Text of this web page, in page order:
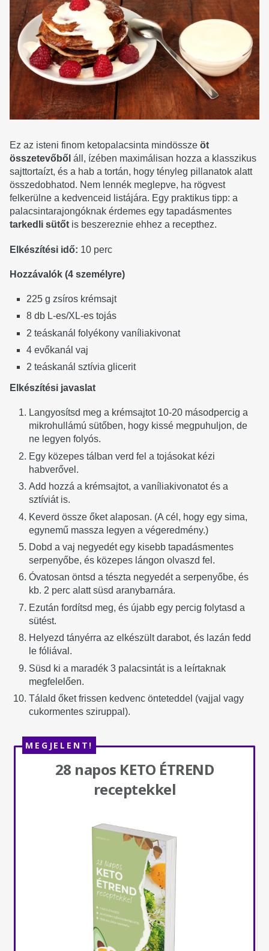
Ez az isteni finom ketopalacsinta mindösszeöt
összetevőből áll, ízében maximálisan hozza a klasszikus
sajttortaízt, és a hab a tortán, hogy tényleg pillanatok alatt
összedobhatod. Nem lennék meglepve, ha rögvest
felkerülne a kedvenceid listájára. Egy praktikus tipp: a
palacsintarajongóknak érdemes egy tapadásmentes
tarkedli sütőt is beszereznie ehhez a recepthez.
Elkészítési idő: 10 perc
Hozzávalók (4 személyre)
225 g zsíros krémsajt
8 db L-es/XL-es tojás
2 teáskanál folyékony vaníliakivonat
4 evőkanál vaj
2 teáskanál sztívia glicerit
Elkészítési javaslat
Langyosítsd meg a krémsajtot 10-20 másodpercig a
mikrohullámú sütőben, hogy kissé megpuhuljon, de
ne legyen folyós.
Egy közepes tálban verd fel a tojásokat kézi
habverővel.
Add hozzá a krémsajtot, a vaníliakivonatot és a
sztíviát is.
Keverd össze őket alaposan. (A cél, hogy egy sima,
egynemű massza legyen a végeredmény.)
Dobd a vaj negyedét egy kisebb tapadásmentes
serpenyőbe, és közepes lángon olvaszd fel.
Óvatosan öntsd a tészta negyedét a serpenyőbe, és
kb. 2 perc alatt süsd aranybarnára.
Ezután fordítsd meg, és újabb egy percig folytasd a
sütést.
Helyezd tányérra az elkészült darabot, és lazán fedd
le fóliával.
Süsd ki a maradék 3 palacsintát is a leírtaknak
megfelelően.
Tálald őket frissen kedvenc önteteddel (vajjal vagy
cukormentes sziruppal).
MEGJELENT!
28 napos KETO ÉTREND
receptekkel